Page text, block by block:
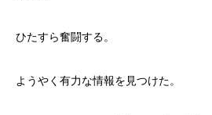
ひたすら奮闘する。
ようやく有力な情報を見つけた。